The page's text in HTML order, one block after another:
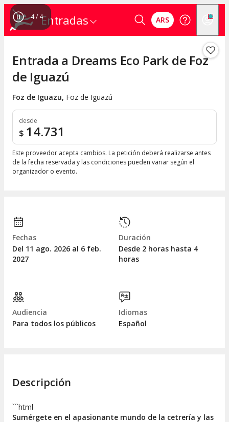
Entradas ARS
4/ 4
Entrada a Dreams Eco Park de Foz
de Iguazú
Foz de Iguazu, Foz de Iguazú
desde
$ 14.731
Este proveedor acepta cambios. La petición deberá realizarse antes
de la fecha reservada y las condiciones pueden variar según el
organizador o evento.
Fechas
Del 11 ago. 2026 al 6 feb.
2027
Duración
Desde 2 horas hasta 4
horas
Audiencia
Para todos los públicos
Idiomas
Español
Descripción
```html
Sumérgete en el apasionante mundo de la cetrería y las